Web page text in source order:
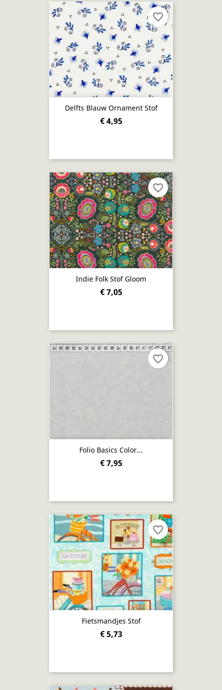
Delfts Blauw Ornament Stof
€ 4,95
favorite_border
Indie Folk Stof Gloom
€ 7,05
favorite_border
Folio Basics Color...
€ 7,95
favorite_border
Fietsmandjes Stof
€ 5,73
favorite_border